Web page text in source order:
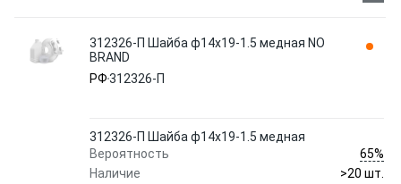
312326-П Шайба ф14х19-1.5 медная NO
BRAND
РФ312326-П
312326-П Шайба ф14х19-1.5 медная
Вероятность
65%
Наличие
>20 шт.